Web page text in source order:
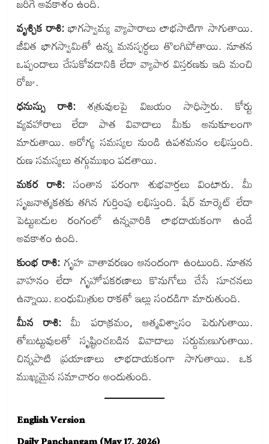
వృశ్చిక రాశి:భాగస్వామ్య వ్యాపారాలు లాభసాటిగా సాగుతాయి.
జీవిత భాగస్వామితో ఉన్న మనస్పర్థలు తొలగిపోతాయి. నూతన
ఒప్పందాలు చేసుకోవడానికి లేదా వ్యాపార విస్తరణకు ఇది మంచి
రోజు.
ధనుస్సు రాశి:శత్రువులపై విజయం సాధిస్తారు. కోర్టు
వ్యవహారాలు లేదా పాత వివాదాలు మీకు అనుకూలంగా
మారుతాయి. ఆరోగ్య సమస్యల నుండి ఉపశమనం లభిస్తుంది.
రుణ సమస్యలు తగ్గుముఖం పడతాయి.
మకర రాశి:సంతాన పరంగా శుభవార్తలు వింటారు. మీ
సృజనాత్మకతకు తగిన గుర్తింపు లభిస్తుంది. షేర్ మార్కెట్ లేదా
పెట్టుబడుల రంగంలో ఉన్నవారికి లాభదాయకంగా ఉండే
అవకాశం ఉంది.
కుంభ రాశి:గృహ వాతావరణం ఆనందంగా ఉంటుంది. నూతన
వాహనం లేదా గృహోపకరణాలు కొనుగోలు చేసే సూచనలు
ఉన్నాయి. బంధుమిత్రుల రాకతో ఇల్లు సందడిగా మారుతుంది.
మీన రాశి:మీ పరాక్రమం, ఆత్మవిశ్వాసం పెరుగుతాయి.
తోబుట్టువులతో సృష్టించబడిన వివాదాలు సర్దుమణుగుతాయి.
చిన్నపాటి ప్రయాణాలు లాభదాయకంగా సాగుతాయి. ఒక
ముఖ్యమైన సమాచారం అందుతుంది.
English Version